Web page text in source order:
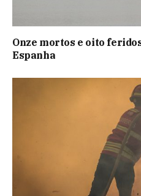
Onze mortos e oito
Espanha